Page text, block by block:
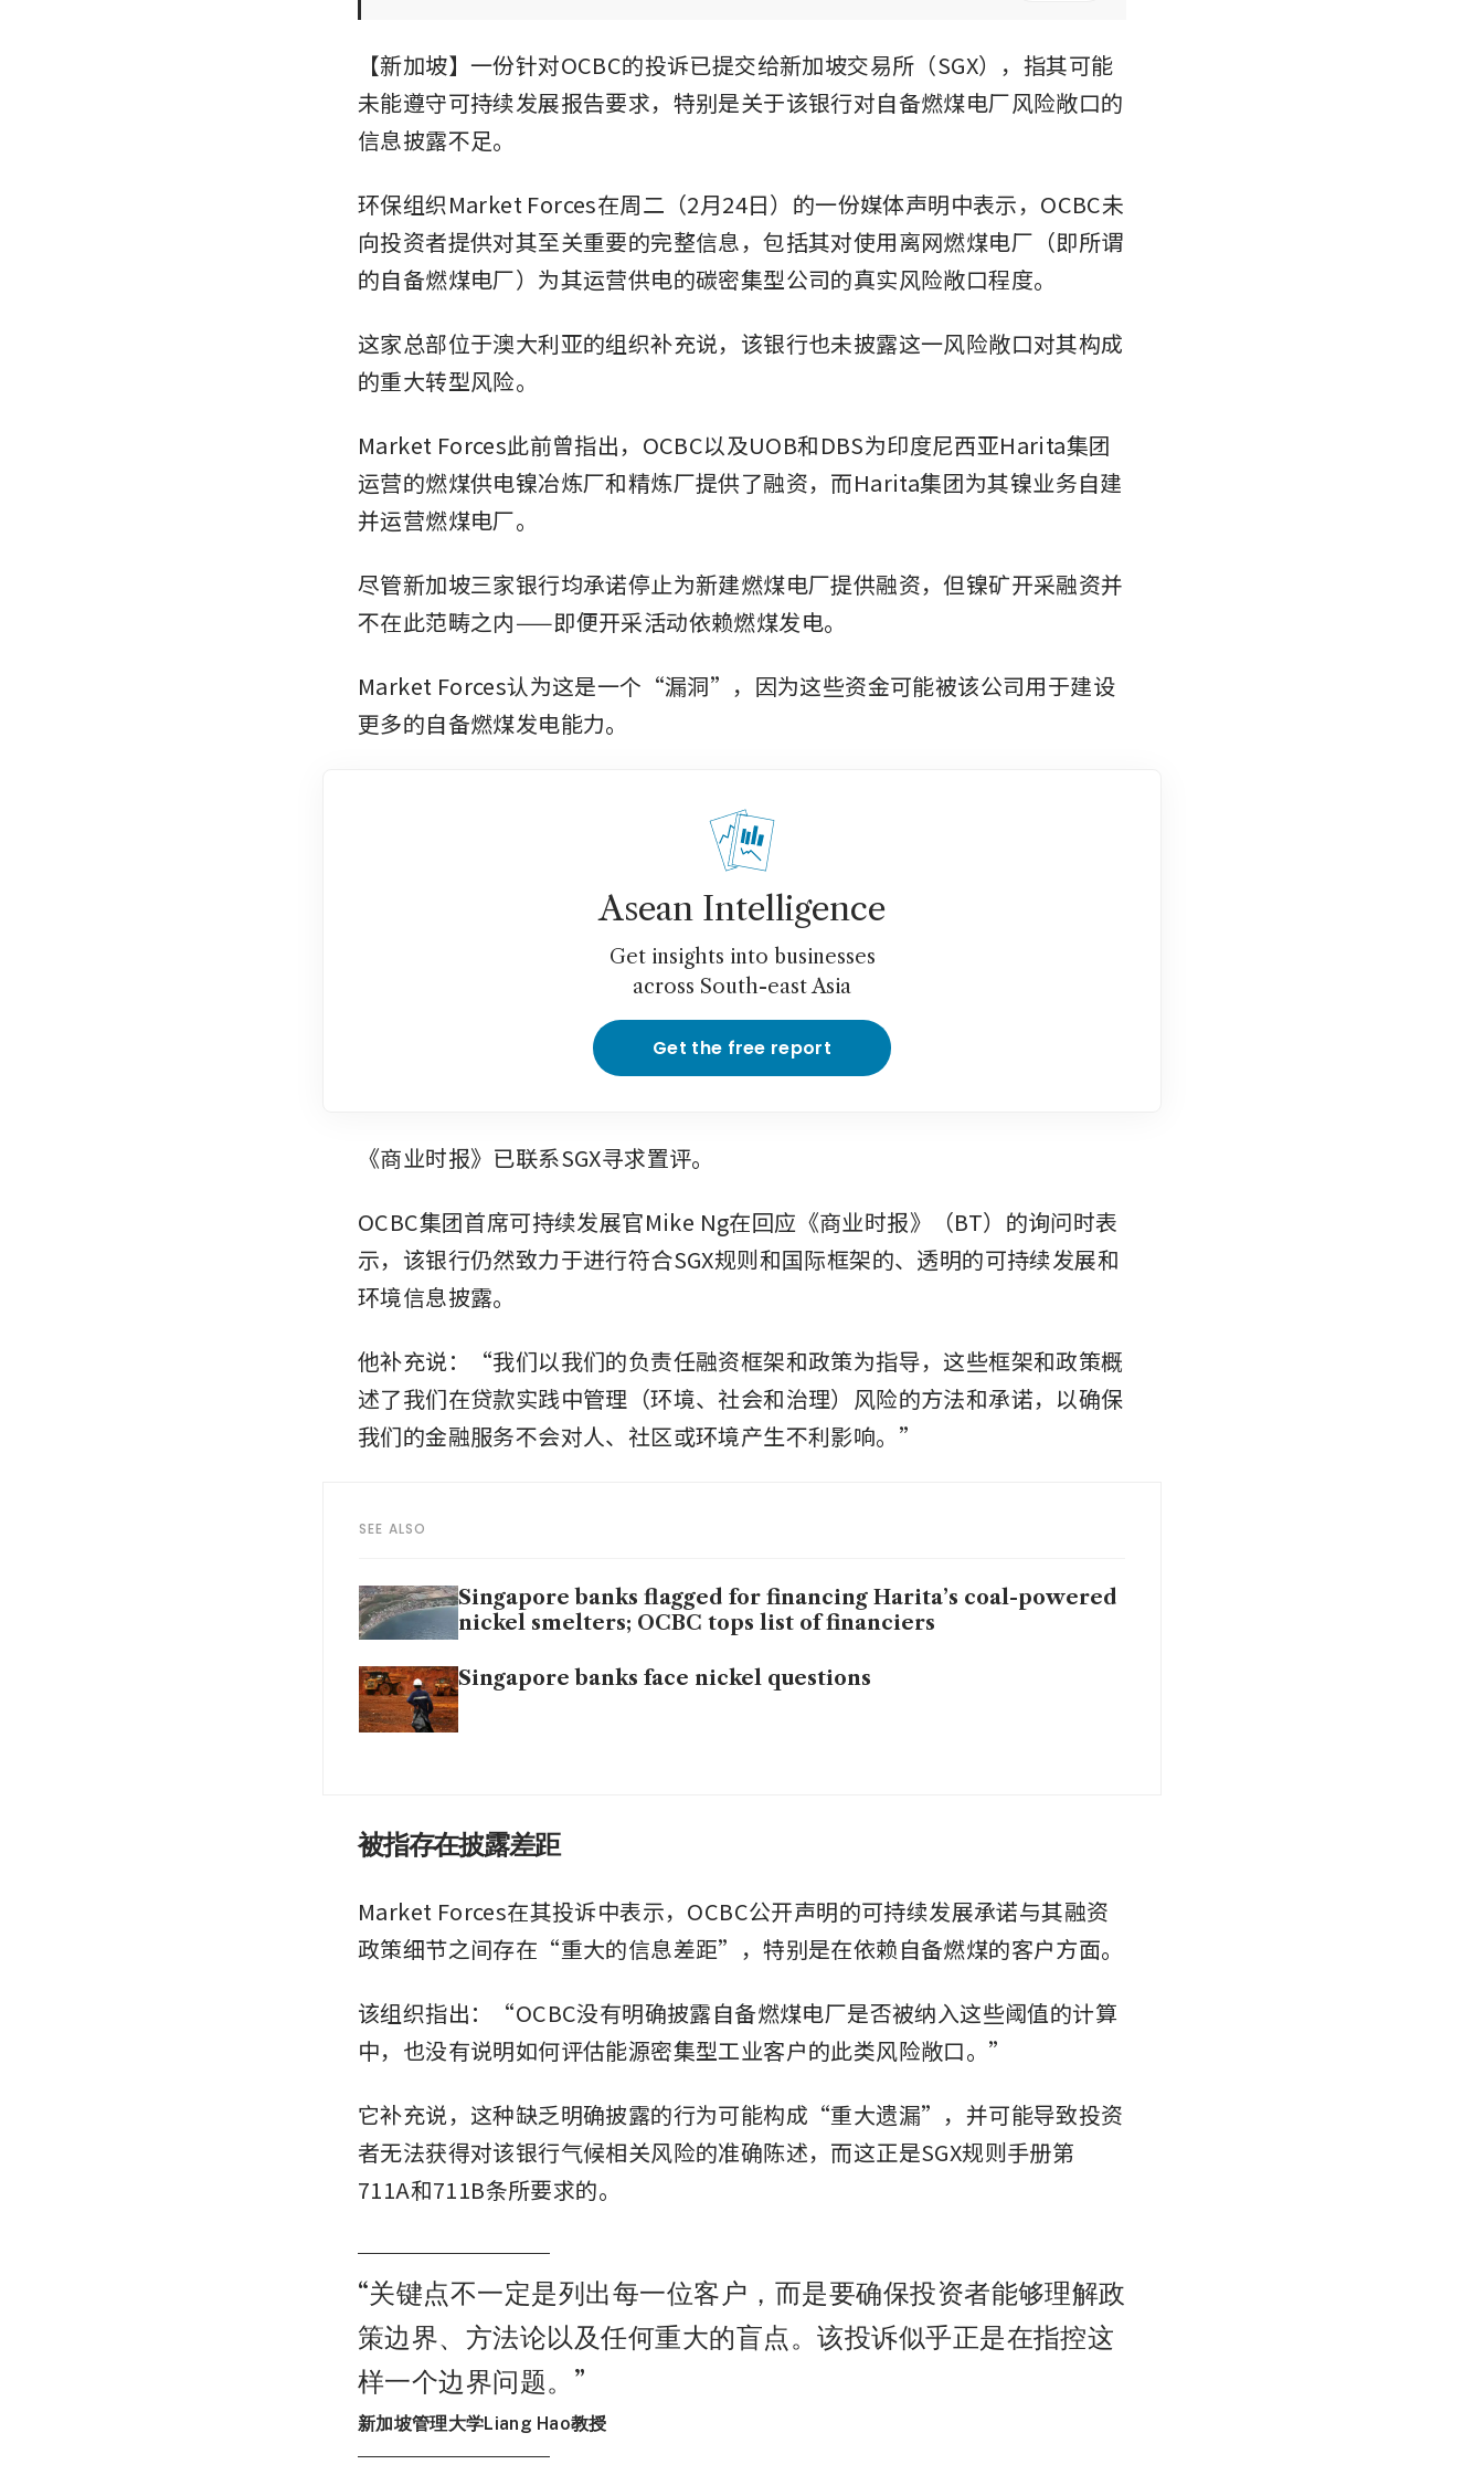
【新加坡】一份针对OCBC的投诉已提交给新加坡交易所（SGX），指其可能
未能遵守可持续发展报告要求，特别是关于该银行对自备燃煤电厂风险敞口的
信息披露不足。
环保组织Market Forces在周二（2月24日）的一份媒体声明中表示，OCBC未
向投资者提供对其至关重要的完整信息，包括其对使用离网燃煤电厂（即所谓
的自备燃煤电厂）为其运营供电的碳密集型公司的真实风险敞口程度。
这家总部位于澳大利亚的组织补充说，该银行也未披露这一风险敞口对其构成
的重大转型风险。
Market Forces此前曾指出，OCBC以及UOB和DBS为印度尼西亚Harita集团
运营的燃煤供电镍冶炼厂和精炼厂提供了融资，而Harita集团为其镍业务自建
并运营燃煤电厂。
尽管新加坡三家银行均承诺停止为新建燃煤电厂提供融资，但镍矿开采融资并
不在此范畴之内——即便开采活动依赖燃煤发电。
Market Forces认为这是一个“漏洞”，因为这些资金可能被该公司用于建设
更多的自备燃煤发电能力。
Asean Intelligence
Get insights into businesses
across South-east Asia
Get the free report
《商业时报》已联系SGX寻求置评。
OCBC集团首席可持续发展官Mike Ng在回应《商业时报》（BT）的询问时表
示，该银行仍然致力于进行符合SGX规则和国际框架的、透明的可持续发展和
环境信息披露。
他补充说：“我们以我们的负责任融资框架和政策为指导，这些框架和政策概
述了我们在贷款实践中管理（环境、社会和治理）风险的方法和承诺，以确保
我们的金融服务不会对人、社区或环境产生不利影响。”
SEE ALSO
Singapore banks flagged for financing Harita’s coal-powered
nickel smelters; OCBC tops list of financiers
Singapore banks face nickel questions
被指存在披露差距
Market Forces在其投诉中表示，OCBC公开声明的可持续发展承诺与其融资
政策细节之间存在“重大的信息差距”，特别是在依赖自备燃煤的客户方面。
该组织指出：“OCBC没有明确披露自备燃煤电厂是否被纳入这些阈值的计算
中，也没有说明如何评估能源密集型工业客户的此类风险敞口。”
它补充说，这种缺乏明确披露的行为可能构成“重大遗漏”，并可能导致投资
者无法获得对该银行气候相关风险的准确陈述，而这正是SGX规则手册第
711A和711B条所要求的。
“关键点不一定是列出每一位客户，而是要确保投资者能够理解政
策边界、方法论以及任何重大的盲点。该投诉似乎正是在指控这
样一个边界问题。 ”
新加坡管理大学Liang Hao教授